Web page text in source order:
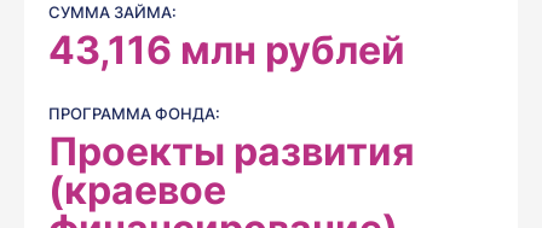
СУММА ЗАЙМА:
43,116 млн рублей
ПРОГРАММА ФОНДА:
Проекты развития
(краевое